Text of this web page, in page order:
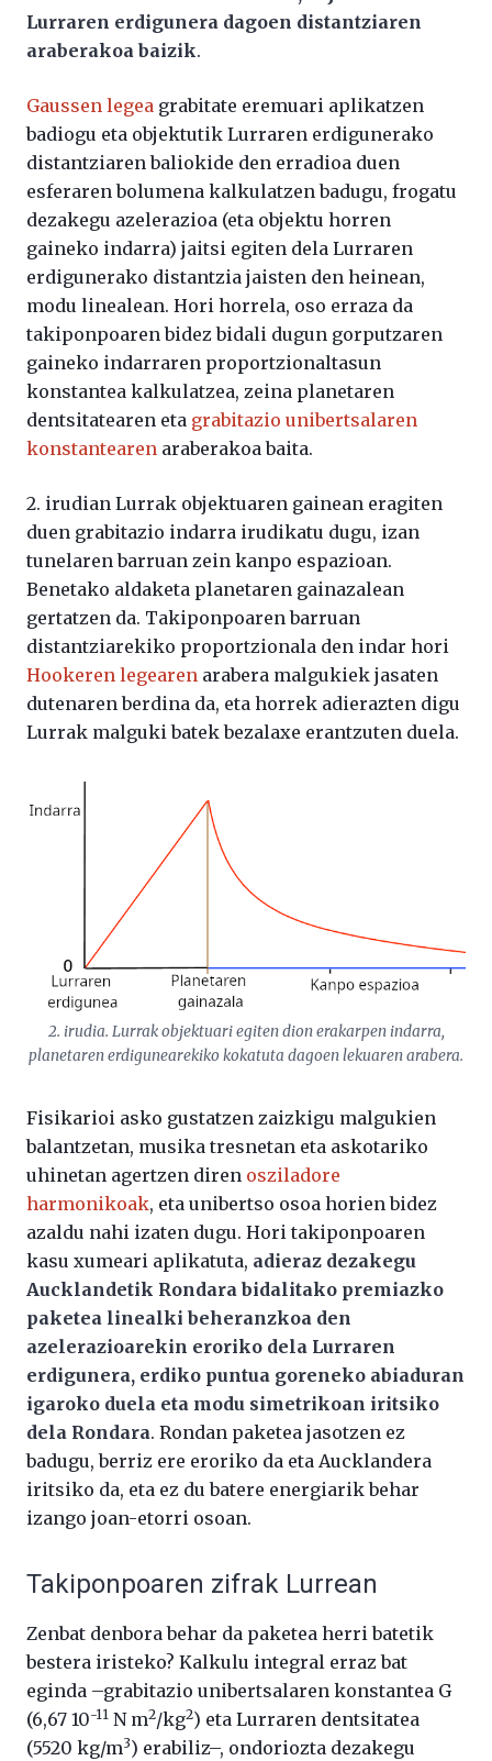
Lurraren erdigunera dagoen distantziaren
araberakoa baizik.
Gaussen legea grabitate eremuari aplikatzen
badiogu eta objektutik Lurraren erdigunerako
distantziaren baliokide den erradioa duen
esferaren bolumena kalkulatzen badugu, frogatu
dezakegu azelerazioa (eta objektu horren
gaineko indarra) jaitsi egiten dela Lurraren
erdigunerako distantzia jaisten den heinean,
modu linealean. Hori horrela, oso erraza da
takiponpoaren bidez bidali dugun gorputzaren
gaineko indarraren proportzionaltasun
konstantea kalkulatzea, zeina planetaren
dentsitatearen eta grabitazio unibertsalaren
konstantearen araberakoa baita.
2. irudian Lurrak objektuaren gainean eragiten
duen grabitazio indarra irudikatu dugu, izan
tunelaren barruan zein kanpo espazioan.
Benetako aldaketa planetaren gainazalean
gertatzen da. Takiponpoaren barruan
distantziarekiko proportzionala den indar hori
Hookeren legearen arabera malgukiek jasaten
dutenaren berdina da, eta horrek adierazten digu
Lurrak malguki batek bezalaxe erantzuten duela.
2. irudia. Lurrak objektuari egiten dion erakarpen indarra,
planetaren erdigunearekiko kokatuta dagoen lekuaren arabera.
Fisikarioi asko gustatzen zaizkigu malgukien
balantzetan, musika tresnetan eta askotariko
uhinetan agertzen diren osziladore
harmonikoak, eta unibertso osoa horien bidez
azaldu nahi izaten dugu. Hori takiponpoaren
kasu xumeari aplikatuta, adieraz dezakegu
Aucklandetik Rondara bidalitako premiazko
paketea linealki beheranzkoa den
azelerazioarekin eroriko dela Lurraren
erdigunera, erdiko puntua goreneko abiaduran
igaroko duela eta modu simetrikoan iritsiko
dela Rondara. Rondan paketea jasotzen ez
badugu, berriz ere eroriko da eta Aucklandera
iritsiko da, eta ez du batere energiarik behar
izango joan-etorri osoan.
Takiponpoaren zifrak Lurrean
Zenbat denbora behar da paketea herri batetik
bestera iristeko? Kalkulu integral erraz bat
eginda –grabitazio unibertsalaren konstantea G
(6,67 10-11 N m2/kg2) eta Lurraren dentsitatea
(5520 kg/m3) erabiliz–, ondoriozta dezakegu